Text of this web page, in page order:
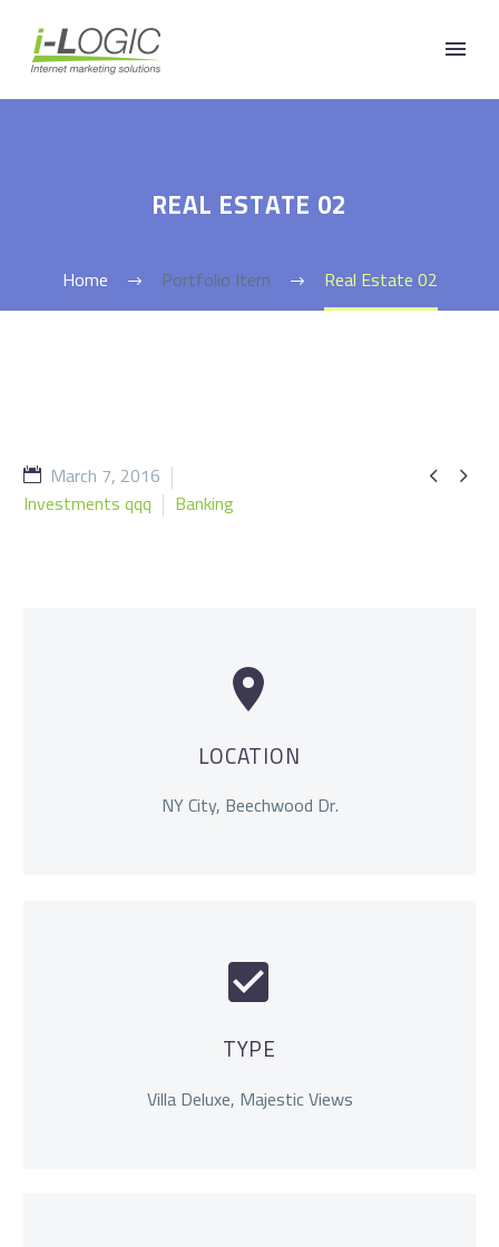
REAL ESTATE 02
Home Portfolio Item Real Estate 02
 
March 7, 2016
Investments qqq
Banking


LOCATION
NY City, Beechwood Dr.


TYPE
Villa Deluxe, Majestic Views